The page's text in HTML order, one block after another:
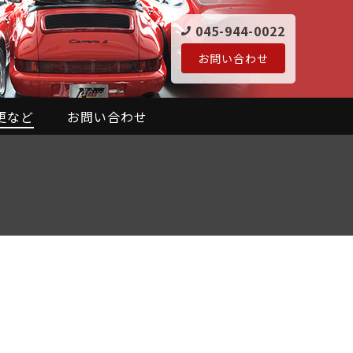
045-944-0022
お問い合わせ
など お問い合わせ